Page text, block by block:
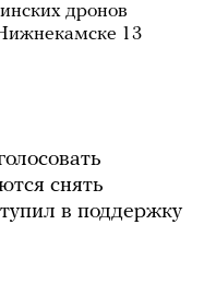
дронов
13
снять
в поддержку